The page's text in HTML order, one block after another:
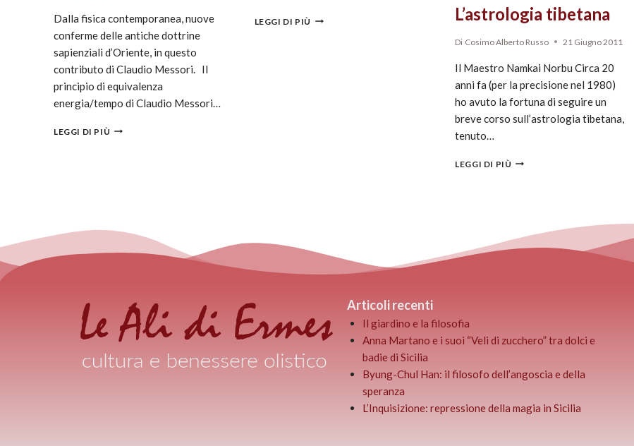
Dalla fisica contemporanea, nuove
conferme delle antiche dottrine
sapienziali d’Oriente, in questo
contributo di Claudio Messori. Il
principio di equivalenza
energia/tempo di Claudio Messori…
LEGGI DI PIÙ
LEGGI DI PIÙ L’astrologia tibetana
Di Cosimo Alberto Russo 21 Giugno 2011
Il Maestro Namkai Norbu Circa 20
anni fa (per la precisione nel 1980)
ho avuto la fortuna di seguire un
breve corso sull’astrologia tibetana,
tenuto…
LEGGI DI PIÙ
Articoli recenti
Il giardino e la filosofia
Anna Martano e i suoi “Veli di zucchero” tra dolci e
badie di Sicilia
Byung-Chul Han: il filosofo dell’angoscia e della
speranza
L’Inquisizione: repressione della magia in Sicilia